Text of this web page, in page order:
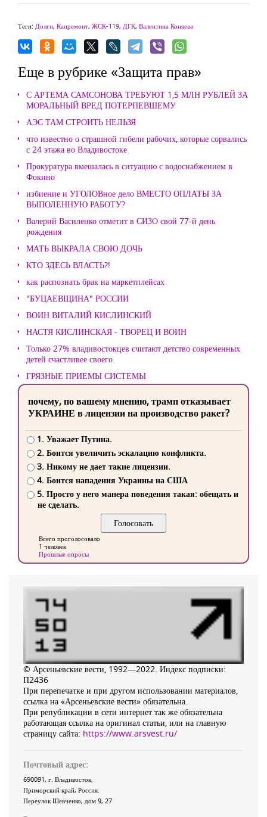
Теги: Долги, Капремонт, ЖСК-119, ДГК, Валентина Коняева
Еще в рубрике «Защита прав»
С АРТЕМА САМСОНОВА ТРЕБУЮТ 1,5 МЛН РУБЛЕЙ ЗА
МОРАЛЬНЫЙ ВРЕД ПОТЕРПЕВШЕМУ
АЭС ТАМ СТРОИТЬ НЕЛЬЗЯ
что известно о страшной гибели рабочих, которые сорвались
с 24 этажа во Владивостоке
Прокуратура вмешалась в ситуацию с водоснабжением в
Фокино
избиение и УГОЛОВное дело ВМЕСТО ОПЛАТЫ ЗА
ВЫПОЛЕННУЮ РАБОТУ?
Валерий Василенко отметит в СИЗО свой 77-й день
рождения
МАТЬ ВЫКРАЛА СВОЮ ДОЧЬ
КТО ЗДЕСЬ ВЛАСТЬ?!
как распознать брак на маркетплейсах
"БУЦАЕВЩИНА" РОССИИ
ВОИН ВИТАЛИЙ КИСЛИНСКИЙ
НАСТЯ КИСЛИНСКАЯ - ТВОРЕЦ И ВОИН
Только 27% владивостокцев считают детство современных
детей счастливее своего
ГРЯЗНЫЕ ПРИЕМЫ СИСТЕМЫ
почему, по вашему мнению, трамп отказывает
УКРАИНЕ в лицензии на производство ракет?
1. Уважает Путина.
2. Боится увеличить эскалацию конфликта.
3. Никому не дает такие лицензии.
4. Боится нападения Украины на США
5. Просто у него манера поведения такая: обещать и
не сделать.
Всего проголосовало
1 человек
Прошлые опросы
© Арсеньевские вести, 1992—2022. Индекс подписки:
П2436
При перепечатке и при другом использовании материалов,
ссылка на «Арсеньевские вести» обязательна.
При републикации в сети интернет так же обязательна
работающая ссылка на оригинал статьи, или на главную
страницу сайта: https://www.arsvest.ru/
Почтовый адрес:
690091, г. Владивосток,
Приморский край, Россия.
Переулок Шевченко, дом 9, 27